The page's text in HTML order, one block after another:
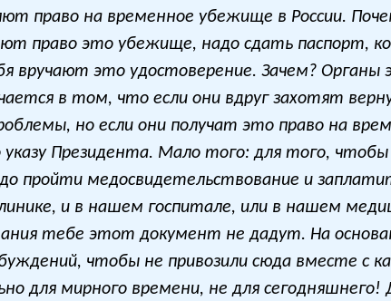
право на временное убежище в России.
право это убежище, надо сдать паспорт,
вручают это удостоверение. Зачем? Органы
в том, что если они вдруг захотят
но если они получат это право на
Президента. Мало того: для того,
пройти медосвидетельствование и
и в нашем госпитале, или в нашем
тебе этот документ не дадут. На
чтобы не привозили сюда вместе с
для мирного времени, не для